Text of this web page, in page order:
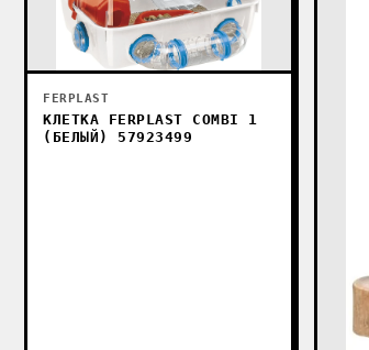
FERPLAST
КЛЕТКА FERPLAST COMBI 1
(БЕЛЫЙ) 57923499